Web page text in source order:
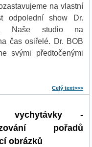
na vlastní
odpolední show Dr.
Naše studio na
čas osiřelé. Dr. BOB
svými předtočenými
Celý text>>>
vychytávky -
pořadů
obrázků